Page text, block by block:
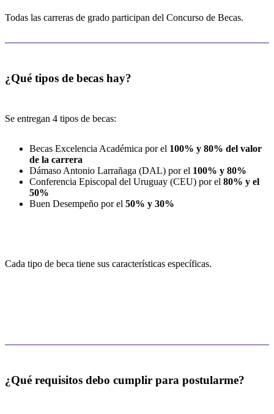
Todas las carreras de grado participan del Concurso de Becas.
¿Qué tipos de becas hay?
Se entregan 4 tipos de becas:
Becas Excelencia Académica por el 100% y 80% del valor
de la carrera
Dámaso Antonio Larrañaga (DAL) por el 100% y 80%
Conferencia Episcopal del Uruguay (CEU) por el 80% y el
50%
Buen Desempeño por el 50% y 30%
Cada tipo de beca tiene sus características específicas.
¿Qué requisitos debo cumplir para postularme?